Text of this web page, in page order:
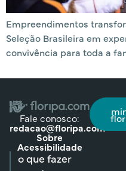
Empreendimentos
Seleção Brasileira em
convivência para toda a
Fale conosco:
redacao@floripa.com
Sobre
Acessibilidade
o que fazer